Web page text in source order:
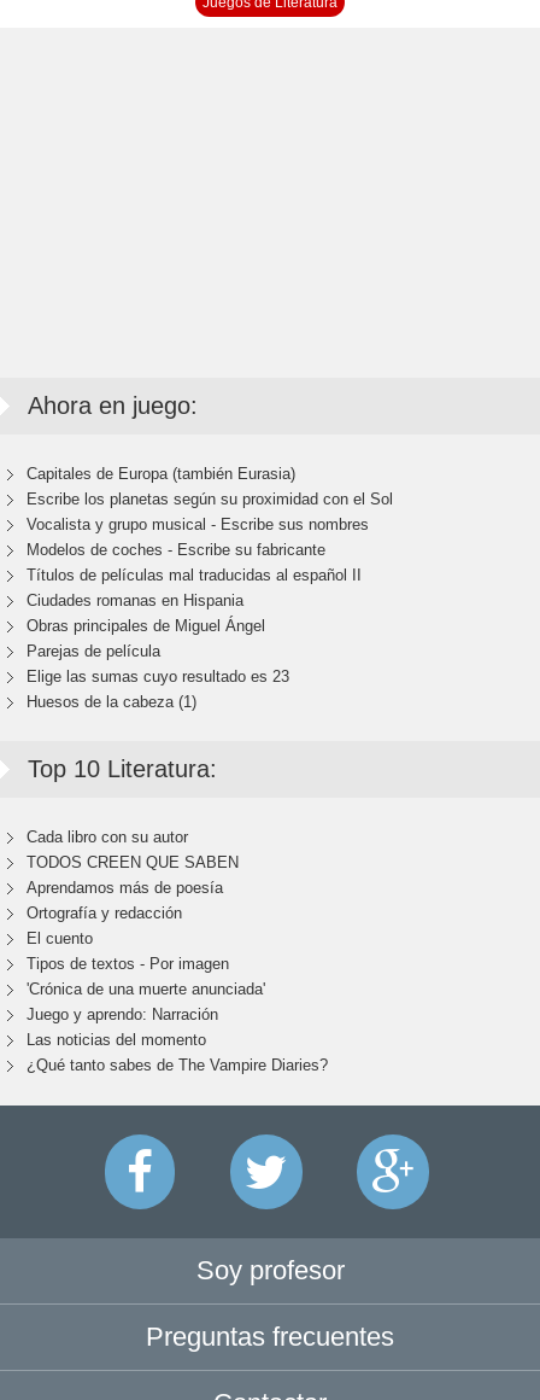
Ahora en juego:
Capitales de Europa (también Eurasia)
Escribe los planetas según su proximidad con el Sol
Vocalista y grupo musical - Escribe sus nombres
Modelos de coches - Escribe su fabricante
Títulos de películas mal traducidas al español II
Ciudades romanas en Hispania
Obras principales de Miguel Ángel
Parejas de película
Elige las sumas cuyo resultado es 23
Huesos de la cabeza (1)
Top 10 Literatura:
Cada libro con su autor
TODOS CREEN QUE SABEN
Aprendamos más de poesía
Ortografía y redacción
El cuento
Tipos de textos - Por imagen
'Crónica de una muerte anunciada'
Juego y aprendo: Narración
Las noticias del momento
¿Qué tanto sabes de The Vampire Diaries?
Soy profesor
Preguntas frecuentes